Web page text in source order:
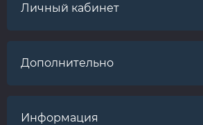
Личный кабинет
Дополнительно
Информация